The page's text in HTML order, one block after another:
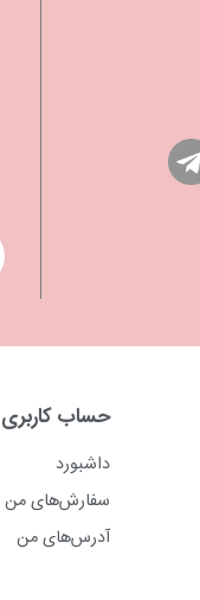
حساب کاربری
داشبورد
سفارش‌های من
آدرس‌های من